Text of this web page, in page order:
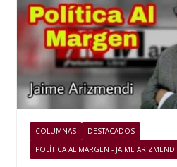
COLUMNAS
DESTACADOS
POLÍTICA AL MARGEN - JAIME ARIZMENDI